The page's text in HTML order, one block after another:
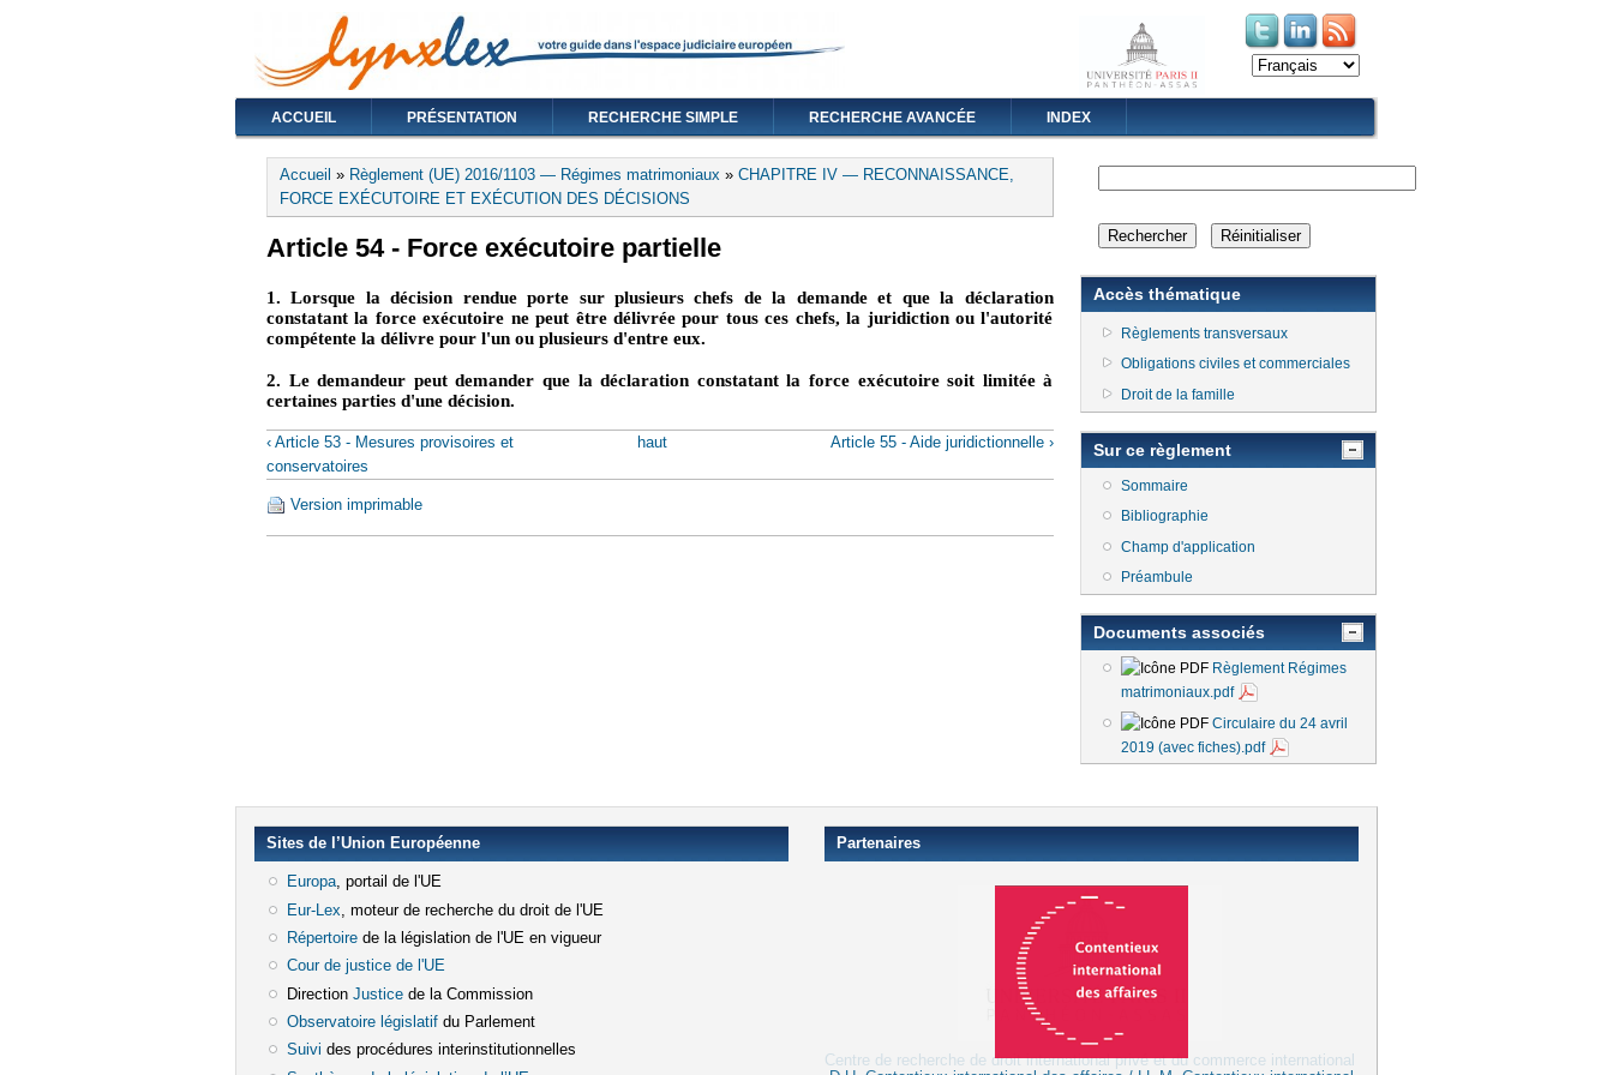
(le lien est externe)
(le lien est externe)
ACCUEIL PRÉSENTATION RECHERCHE SIMPLE RECHERCHE AVANCÉE INDEX
Vous êtes ici
Accueil » Règlement (UE) 2016/1103 — Régimes matrimoniaux » CHAPITRE IV — RECONNAISSANCE,
FORCE EXÉCUTOIRE ET EXÉCUTION DES DÉCISIONS
Article 54 - Force exécutoire partielle
1. Lorsque la décision rendue porte sur plusieurs chefs de la demande et que la déclaration
constatant la force exécutoire ne peut être délivrée pour tous ces chefs, la juridiction ou l'autorité
compétente la délivre pour l'un ou plusieurs d'entre eux.
2. Le demandeur peut demander que la déclaration constatant la force exécutoire soit limitée à
certaines parties d'une décision.
‹ Article 53 - Mesures provisoires et
conservatoires
haut Article 55 - Aide juridictionnelle ›
Version imprimable
Accès thématique
Règlements transversaux
Obligations civiles et commerciales
Droit de la famille
Sur ce règlement
Sommaire
Bibliographie
Champ d'application
Préambule
Documents associés
Règlement Régimes
matrimoniaux.pdf
Circulaire du 24 avril
2019 (avec fiches).pdf
Sites de l’Union Européenne
Europa(le lien est externe)
, portail de l'UE
Eur-Lex (le lien est externe)
, moteur de recherche du droit de l'UE
Répertoire(le lien est externe)
de la législation de l'UE en vigueur
Cour de justice de l'UE(le lien est externe)
Direction Justice(le lien est externe)
de la Commission
Observatoire législatif(le lien est externe)
du Parlement
Suivi (le lien est externe)
des procédures interinstitutionnelles
Partenaires